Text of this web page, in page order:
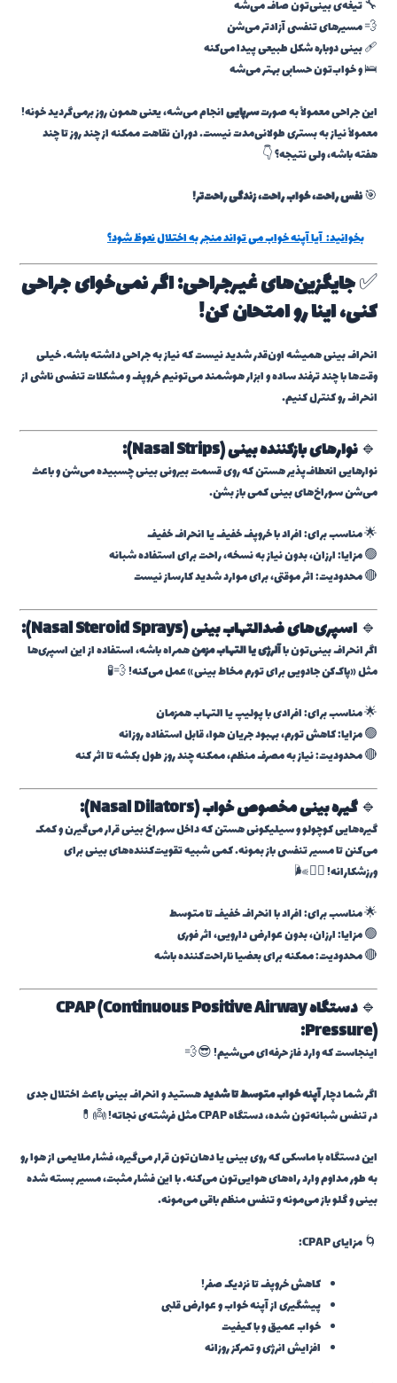
🔧 تیغه‌ی بینی‌تون صاف می‌شه
💨 مسیرهای تنفسی آزادتر می‌شن
🩹 بینی دوباره شکل طبیعی پیدا می‌کنه
🛌 و خواب‌تون حسابی بهتر می‌شه
این جراحی معمولاً به صورتسرپاییانجام می‌شه، یعنی همون روز برمی‌گردید خونه!
معمولاً نیاز به بستری طولانی‌مدت نیست. دوران نقاهت ممکنه از چند روز تا چند
هفته باشه، ولی نتیجه؟ 👇
🎯نفس راحت، خواب راحت، زندگی راحت‌تر!
بخوانید:آیا آپنه خواب می تواند منجر به اختلال نعوظ شود؟
✅جایگزین‌های غیرجراحی: اگر نمی‌خوای جراحی
کنی، اینا رو امتحان کن!
انحراف بینی همیشه اون‌قدر شدید نیست که نیاز به جراحی داشته باشه. خیلی
وقت‌ها با چند ترفند ساده و ابزار هوشمند می‌تونیم خروپف و مشکلات تنفسی ناشی از
انحراف رو کنترل کنیم.
🔹نوارهای بازکننده بینی (Nasal Strips):
نوارهایی انعطاف‌پذیر هستن که روی قسمت بیرونی بینی چسبیده می‌شن و باعث
می‌شن سوراخ‌های بینی کمی باز بشن.
🌟 مناسب برای: افراد با خروپف خفیف یا انحراف خفیف
🟢 مزایا: ارزان، بدون نیاز به نسخه، راحت برای استفاده شبانه
🔴 محدودیت: اثر موقتی، برای موارد شدید کارساز نیست
🔹اسپری‌های ضدالتهاب بینی (Nasal Steroid Sprays):
اگر انحراف بینی‌تون باآلرژی یا التهاب مزمنهمراه باشه، استفاده از این اسپری‌ها
مثل «پاک‌کن جادویی برای تورم مخاط بینی» عمل می‌کنه! 💨🧪
🌟 مناسب برای: افرادی با پولیپ یا التهاب همزمان
🟢 مزایا: کاهش تورم، بهبود جریان هوا، قابل استفاده روزانه
🔴 محدودیت: نیاز به مصرف منظم، ممکنه چند روز طول بکشه تا اثر کنه
🔹گیره بینی مخصوص خواب (Nasal Dilators):
گیره‌هایی کوچولو و سیلیکونی هستن که داخل سوراخ بینی قرار می‌گیرن و کمک
می‌کنن تا مسیر تنفسی باز بمونه. کمی شبیه تقویت‌کننده‌های بینی برای
ورزشکارانه! 🏃‍♂️🌬️
🌟 مناسب برای: افراد با انحراف خفیف تا متوسط
🟢 مزایا: ارزان، بدون عوارض دارویی، اثر فوری
🔴 محدودیت: ممکنه برای بعضیا ناراحت‌کننده باشه
🔹
دستگاه CPAP (Continuous Positive Airway
Pressure):
اینجاست که وارد فاز حرفه‌ای می‌شیم! 😎💨
اگر شما دچارآپنه خواب متوسط تا شدیدهستید و انحراف بینی باعث اختلال جدی
در تنفس شبانه‌تون شده، دستگاه CPAP مثل فرشته‌ی نجاته! 👼💊
این دستگاه با ماسکی که روی بینی یا دهان‌تون قرار می‌گیره، فشار ملایمی از هوا رو
به طور مداوم وارد راه‌های هوایی‌تون می‌کنه. با این فشار مثبت، مسیر بسته شده
بینی و گلو باز می‌مونه و تنفس منظم باقی می‌مونه.
🌀 مزایای CPAP:
کاهش خروپف تا نزدیک صفر!
پیشگیری از آپنه خواب و عوارض قلبی
خواب عمیق و با کیفیت
افزایش انرژی و تمرکز روزانه